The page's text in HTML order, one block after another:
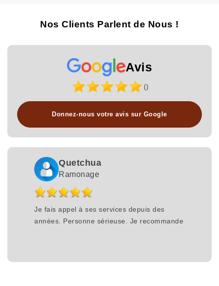
Nos Clients Parlent de Nous !
Avis
()
Donnez-nous votre avis sur Google
Quetchua
Ramonage
Je fais appel à ses services depuis des
années. Personne sérieuse. Je recommande